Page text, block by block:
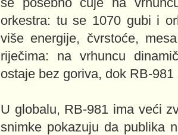
orkestra: tu se 1070 gubi i
više energije, čvrstoće,
riječima: na vrhuncu
ostaje bez goriva, dok RB-
U globalu, RB-981 ima veći
snimke pokazuju da publika